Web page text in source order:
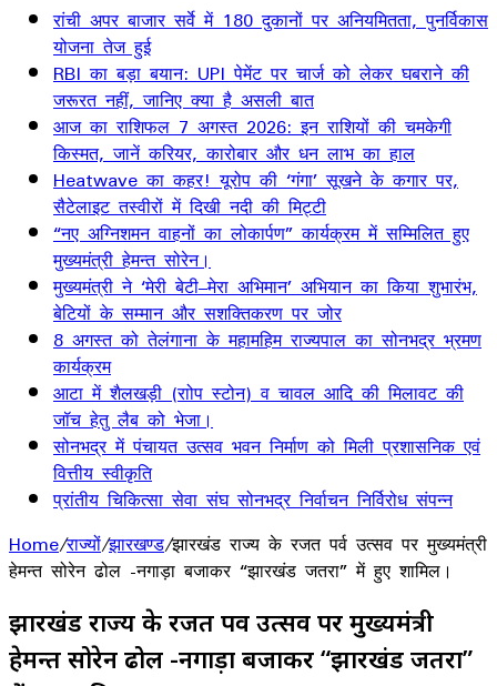
रांची अपर बाजार सर्वे में 180 दुकानों पर अनियमितता, पुनर्विकास
योजना तेज हुई
RBI का बड़ा बयान: UPI पेमेंट पर चार्ज को लेकर घबराने की
जरूरत नहीं, जानिए क्या है असली बात
आज का राशिफल 7 अगस्त 2026: इन राशियों की चमकेगी
किस्मत, जानें करियर, कारोबार और धन लाभ का हाल
Heatwave का कहर! यूरोप की ‘गंगा’ सूखने के कगार पर,
सैटेलाइट तस्वीरों में दिखी नदी की मिट्टी
“नए अग्निशमन वाहनों का लोकार्पण” कार्यक्रम में सम्मिलित हुए
मुख्यमंत्री हेमन्त सोरेन।
मुख्यमंत्री ने ‘मेरी बेटी–मेरा अभिमान’ अभियान का किया शुभारंभ,
बेटियों के सम्मान और सशक्तिकरण पर जोर
8 अगस्त को तेलंगाना के महामहिम राज्यपाल का सोनभद्र भ्रमण
कार्यक्रम
आटा में शैलखड़ी (राोप स्टोन) व चावल आदि की मिलावट की
जॉच हेतु लैब को भेजा।
सोनभद्र में पंचायत उत्सव भवन निर्माण को मिली प्रशासनिक एवं
वित्तीय स्वीकृति
प्रांतीय चिकित्सा सेवा संघ सोनभद्र निर्वाचन निर्विरोध संपन्न
Home/राज्यों/झारखण्ड/झारखंड राज्य के रजत पर्व उत्सव पर मुख्यमंत्री
हेमन्त सोरेन ढोल -नगाड़ा बजाकर “झारखंड जतरा” में हुए शामिल।
झारखंड राज्य के रजत पर्व उत्सव पर मुख्यमंत्री
हेमन्त सोरेन ढोल -नगाड़ा बजाकर “झारखंड जतरा”